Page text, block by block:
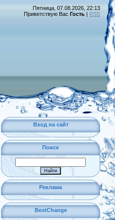
Пятница, 07.08.2026, 22:13
Приветствую Вас Гость | RSS
Вход на сайт
Поиск
Реклама
BestChange